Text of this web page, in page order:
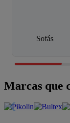
Sofás
Marcas que